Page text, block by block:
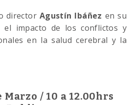
director Agustín Ibáñez en su
el impacto de los conflictos y
en la salud cerebral y la
Marzo / 10 a 12.00hrs